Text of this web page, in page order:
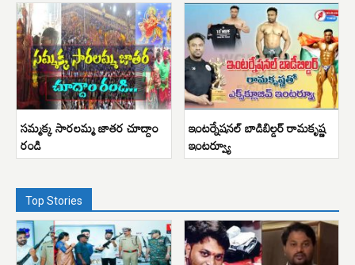
సమ్మక్క సారలమ్మ జాతర చూద్దాం
రండి
ఇంటర్నేషనల్ బాడిబిల్డర్ రామకృష్ణ
ఇంటర్వ్యూ
Top Stories